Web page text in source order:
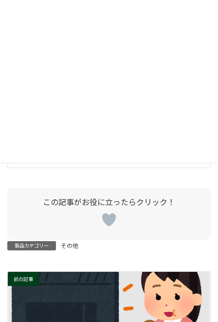
製品カテゴリー その他
前の記事